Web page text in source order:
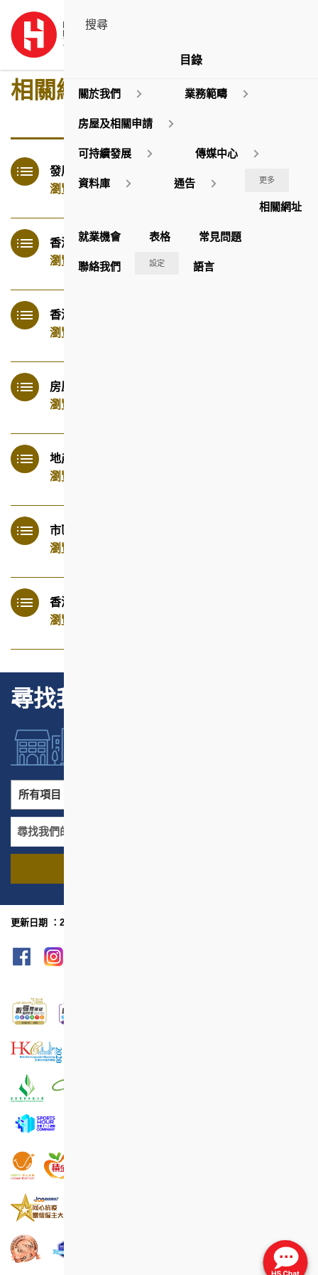
相關網址
發展局
瀏覽
香港房屋委員會及房屋署
瀏覽
香港廉政公署
瀏覽
房屋局
瀏覽
地產代理監管局
瀏覽
市區重建局
瀏覽
香港按揭證券有限公司
瀏覽
尋找我們的項目
所有項目
網頁指南
更新日期 ：2023年3月
目錄
關於我們 業務範疇
房屋及相關申請
可持續發展 傳媒中心
資料庫 通告 更多
相關網址
就業機會 表格 常見問題
聯絡我們 設定 語言